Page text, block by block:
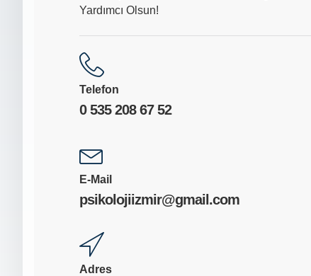
Yardımcı Olsun!
Telefon
0 535 208 67 52
E-Mail
psikolojiizmir@gmail.com
Adres